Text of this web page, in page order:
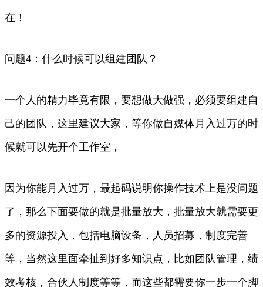
在！
问题4：什么时候可以组建团队？
一个人的精力毕竟有限，要想做大做强，必须要组建自
己的团队，这里建议大家，等你做自媒体月入过万的时
候就可以先开个工作室，
因为你能月入过万，最起码说明你操作技术上是没问题
了，那么下面要做的就是批量放大，批量放大就需要更
多的资源投入，包括电脑设备，人员招募，制度完善
等，当然这里面牵扯到好多知识点，比如团队管理，绩
效考核，合伙人制度等等，而这些都需要你一步一个脚